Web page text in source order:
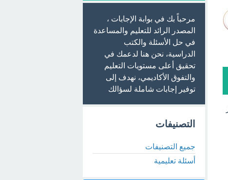
مرحباً بك في بوابة الإجابات ،
المصدر الرائد للتعليم والمساعدة
في حل الأسئلة والكتب
الدراسية، نحن هنا لدعمك في
تحقيق أعلى مستويات التعليم
والتفوق الأكاديمي، نهدف إلى
توفير إجابات شاملة لسؤالك
التصنيفات
جميع التصنيفات
أسئلة تعليمية